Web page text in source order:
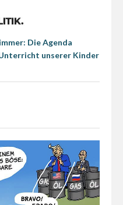
Die Agenda
unserer Kinder